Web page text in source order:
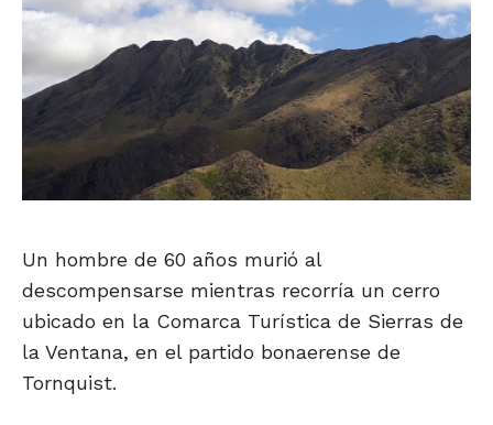
Un hombre de 60 años murió al
descompensarse mientras recorría un cerro
ubicado en la Comarca Turística de Sierras de
la Ventana, en el partido bonaerense de
Tornquist.